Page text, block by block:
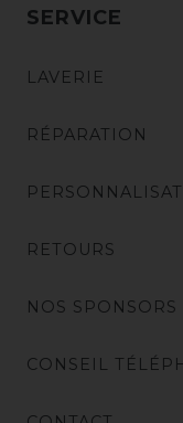
SERVICE
LAVERIE
RÉPARATION
RETOURS
NOS SPONSORS
CONSEIL